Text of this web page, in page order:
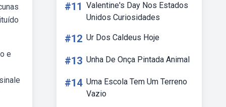
e
#11 Valentine's Day Nos Estados
Unidos Curiosidades
#12 Ur Dos Caldeus Hoje
#13 Unha De Onça Pintada Animal
#14 Uma Escola Tem Um Terreno
Vazio